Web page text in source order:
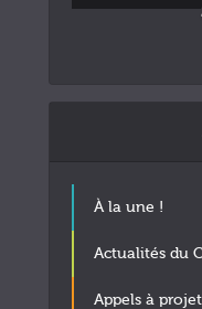
À la une !
Actualités du
Appels à